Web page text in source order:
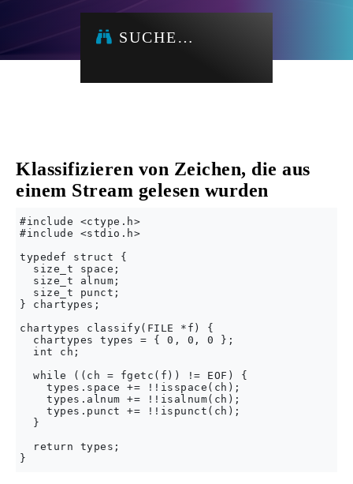
SUCHE…
Klassifizieren von Zeichen, die aus
einem Stream gelesen wurden
#include <ctype.h>
#include <stdio.h>
typedef struct {
  size_t space;
  size_t alnum;
  size_t punct;
} chartypes;
chartypes classify(FILE *f) {
  chartypes types = { 0, 0, 0 };
  int ch;
  while ((ch = fgetc(f)) != EOF) {
    types.space += !!isspace(ch);
    types.alnum += !!isalnum(ch);
    types.punct += !!ispunct(ch);
  }
  return types;